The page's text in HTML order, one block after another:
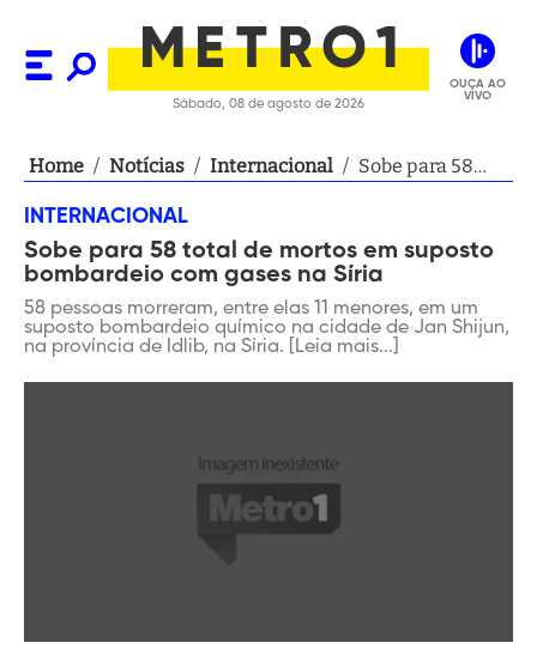
Sábado, 08 de agosto de 2026
OUÇA AO
VIVO
Home / Notícias / Internacional / Sobe para 58
bombardeio com
gases na Síria
INTERNACIONAL
Sobe para 58 total de mortos em suposto
bombardeio com gases na Síria
58 pessoas morreram, entre elas 11 menores, em um
suposto bombardeio químico na cidade de Jan Shijun,
na província de Idlib, na Síria. [Leia mais...]